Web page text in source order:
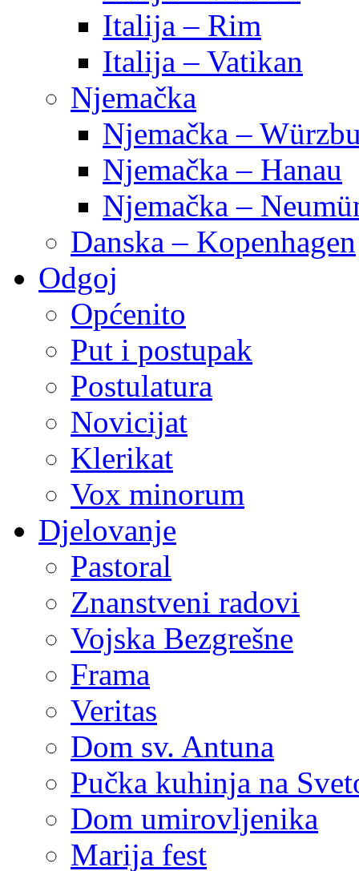
Italija – Rim
Italija – Vatikan
Njemačka
Njemačka –
Njemačka – Hanau
Njemačka –
Danska – Kopenhagen
Odgoj
Općenito
Put i postupak
Postulatura
Novicijat
Klerikat
Vox minorum
Djelovanje
Pastoral
Znanstveni radovi
Vojska Bezgrešne
Frama
Veritas
Dom sv. Antuna
Pučka kuhinja na
Dom umirovljenika
Marija fest